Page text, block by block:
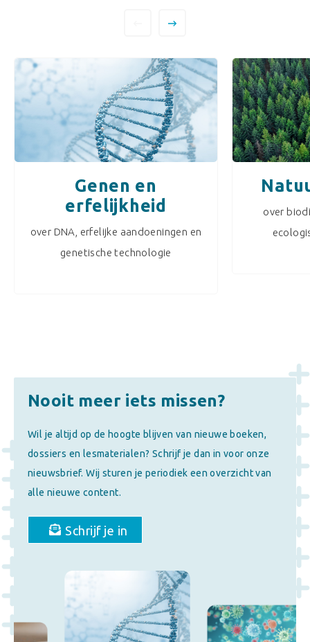
Genen en
erfelijkheid
over DNA, erfelijke aandoeningen en
genetische technologie
over
Nooit meer iets missen?
Wil je altijd op de hoogte blijven van nieuwe boeken,
dossiers en lesmaterialen? Schrijf je dan in voor onze
nieuwsbrief. Wij sturen je periodiek een overzicht van
alle nieuwe content.
Schrijf je in